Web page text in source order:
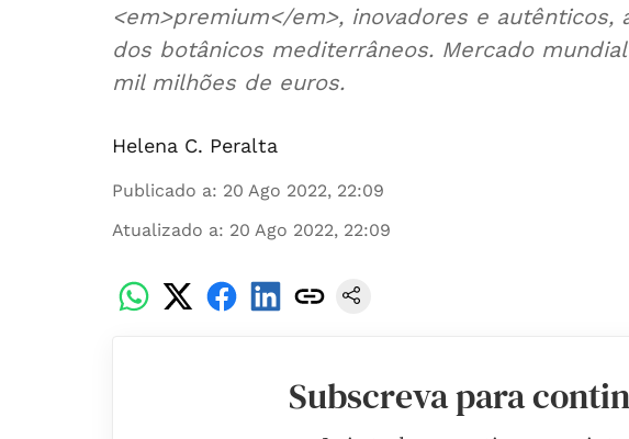
<em>premium</em>, inovadores e autênticos,
dos botânicos mediterrâneos. Mercado
mil milhões de euros.
Helena C. Peralta
Publicado a: 20 Ago 2022, 22:09
Atualizado a: 20 Ago 2022, 22:09
Subscreva para